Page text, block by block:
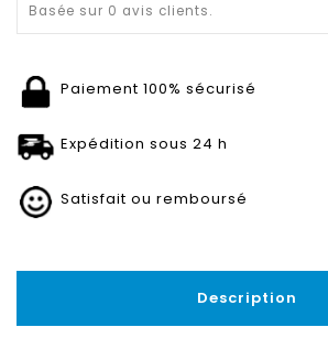
Basée sur 0 avis clients.
Paiement 100% sécurisé
Expédition sous 24 h
Satisfait ou remboursé
Description